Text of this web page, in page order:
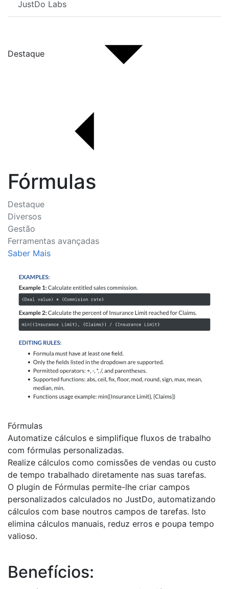
JustDo Labs
Destaque
Fórmulas
Destaque
Diversos
Gestão
Ferramentas avançadas
Saber Mais
Fórmulas
Automatize cálculos e simplifique fluxos de trabalho
com fórmulas personalizadas.
Realize cálculos como comissões de vendas ou custo
de tempo trabalhado diretamente nas suas tarefas.
O plugin de Fórmulas permite-lhe criar campos
personalizados calculados no JustDo, automatizando
cálculos com base noutros campos de tarefas. Isto
elimina cálculos manuais, reduz erros e poupa tempo
valioso.
Benefícios: